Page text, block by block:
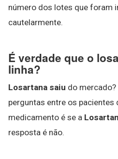
número dos lotes que foram
cautelarmente.
É verdade que o
linha?
Losartana saiu do
perguntas entre os pacientes
medicamento é se a
resposta é não.